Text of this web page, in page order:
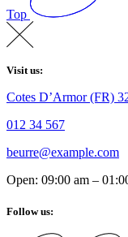
Top
Visit us:
Cotes D’Armor (FR)
012 34 567
beurre@example.com
Open: 09:00 am –
Follow us: